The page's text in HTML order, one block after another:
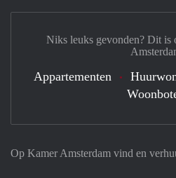
Op Kamer Amsterdam vind en
Niks leuks gevonden? Dit is
Appartementen